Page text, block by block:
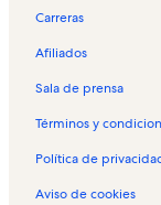
Carreras
Afiliados
Sala de prensa
Términos y
Política de
Aviso de cookies